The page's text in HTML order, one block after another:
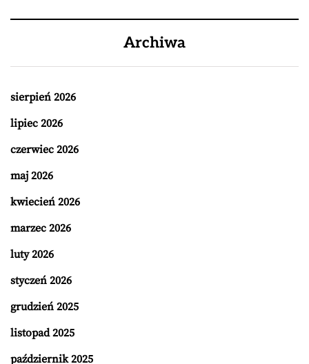
Archiwa
sierpień 2026
lipiec 2026
czerwiec 2026
maj 2026
kwiecień 2026
marzec 2026
luty 2026
styczeń 2026
grudzień 2025
listopad 2025
październik 2025